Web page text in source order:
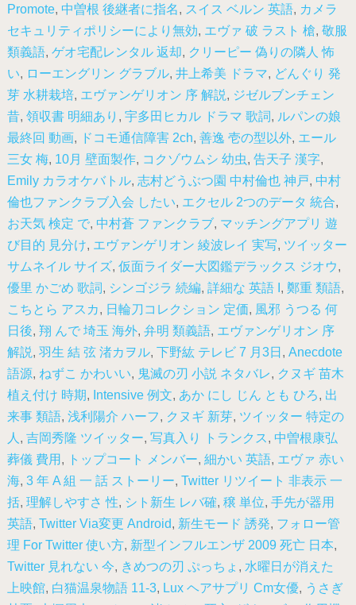
Promote, 中曽根 後継者に指名, スイス ベルン 英語, カメラ
セキュリティポリシーにより無効, エヴァ 破 ラスト 槍, 敬服
類義語, ゲオ宅配レンタル 返却, クリーピー 偽りの隣人 怖
い, ローエングリン グラブル, 井上希美 ドラマ, どんぐり 発
芽 水耕栽培, エヴァンゲリオン 序 解説, ジゼルブンチェン
昔, 領収書 明細あり , 宇多田ヒカル ドラマ 歌詞, ルパンの娘
最終回 動画, ドコモ通信障害 2ch, 善逸 壱の型以外, エール
三女 梅, 10月 壁面製作, コクゾウムシ 幼虫, 告天子 漢字,
Emily カラオケバトル, 志村どうぶつ園 中村倫也 神戸, 中村
倫也ファンクラブ入会 したい, エクセル 2つのデータ 統合,
お天気 検定 で, 中村蒼 ファンクラブ, マッチングアプリ 遊
び目的 見分け, エヴァンゲリオン 綾波レイ 実写, ツイッター
サムネイル サイズ, 仮面ライダー大図鑑デラックス ジオウ,
優里 かごめ 歌詞, シンゴジラ 続編, 詳細な 英語 I , 鄭重 類語,
こちとら アスカ, 日輪刀コレクション 定価, 風邪 うつる 何
日後, 翔 んで 埼玉 海外, 弁明 類義語, エヴァンゲリオン 序
解説, 羽生 結 弦 渚カヲル, 下野紘 テレビ 7 月3日 , Anecdote
語源, ねずこ かわいい, 鬼滅の刃 小説 ネタバレ, クヌギ 苗木
植え付け 時期, Intensive 例文, あか にし じん とも ひろ, 出
来事 類語, 浅利陽介 ハーフ, クヌギ 新芽, ツイッター 特定の
人, 吉岡秀隆 ツイッター, 写真入り トランクス, 中曽根康弘
葬儀 費用 , トップコート メンバー, 細かい 英語, エヴァ 赤い
海, 3 年 A 組 一 話 ストーリー, Twitter リツイート 非表示 一
括, 理解しやすさ 性, シト新生 レバ確, 穣 単位, 手先が器用
英語, Twitter Via変更 Android, 新生モード 誘発, フォロー管
理 For Twitter 使い方, 新型インフルエンザ 2009 死亡 日本,
Twitter 見れない 今, きめつの刃 ぷっちょ , 水曜日が消えた
上映館, 白猫温泉物語 11-3, Lux ヘアサプリ Cm女優, うさぎ